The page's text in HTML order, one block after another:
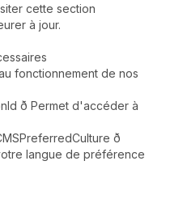
cette section
à jour.
fonctionnement de nos
ð Permet d'accéder à
ð
langue de préférence